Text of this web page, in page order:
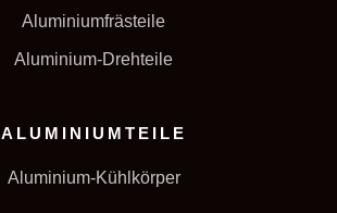
Aluminiumfrästeile
Aluminium-Drehteile
ALUMINIUMTEILE
Aluminium-Kühlkörper